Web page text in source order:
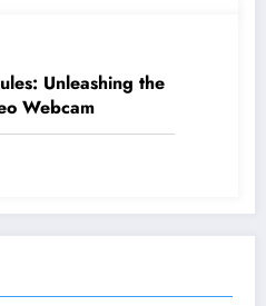
Unleashing the
Webcam